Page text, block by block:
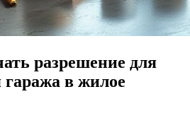
разрешение для
гаража в жилое